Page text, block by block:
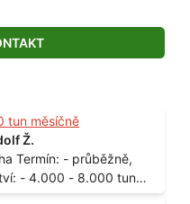
tun měsíčně
Ž.